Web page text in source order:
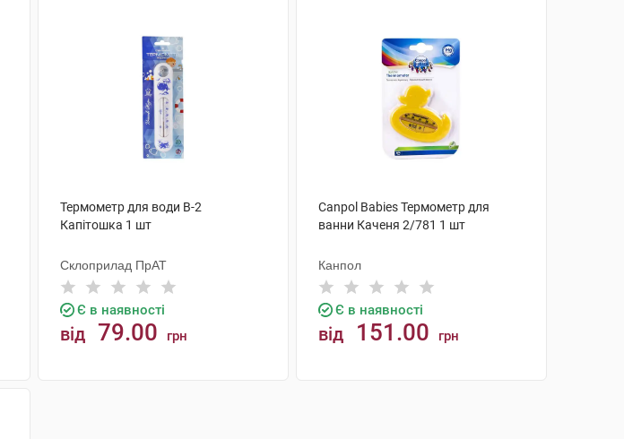
Термометр для води В-2
Капітошка 1 шт
Склоприлад ПрАТ
Є в наявності
від 79.00 грн
Canpol Babies Термометр для
ванни Каченя 2/781 1 шт
Канпол
Є в наявності
від 151.00 грн